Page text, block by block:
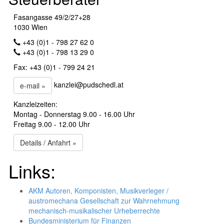
Fasangasse 49/2/27+28
1030 Wien
+43 (0)1 - 798 27 62 0
+43 (0)1 - 798 13 29 0
Fax: +43 (0)1 - 799 24 21
e-mail »
kanzlei@pudschedl.at
Kanzleizeiten:
Montag - Donnerstag 9.00 - 16.00 Uhr
Freitag 9.00 - 12.00 Uhr
Details / Anfahrt »
Links:
AKM Autoren, Komponisten, Musikverleger /
austromechana Gesellschaft zur Wahrnehmung
mechanisch-musikalischer Urheberrechte
Bundesministerium für Finanzen